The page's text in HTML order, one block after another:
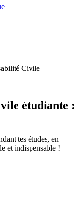
en France ! 20
étudiantes
Civile
étudiante :
tes études, en
et indispensable !